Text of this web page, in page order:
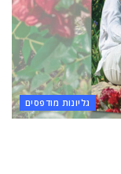
גליונות מודפסים